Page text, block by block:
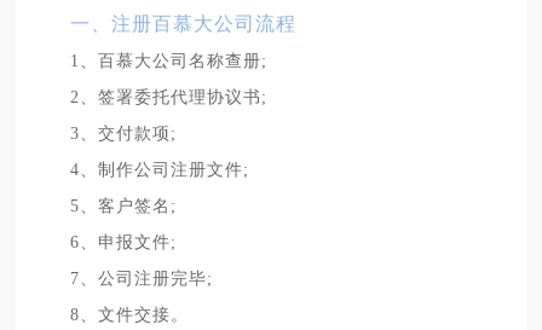
一、注册百慕大公司流程
1、百慕大公司名称查册;
2、签署委托代理协议书;
3、交付款项;
4、制作公司注册文件;
5、客户签名;
6、申报文件;
7、公司注册完毕;
8、文件交接。